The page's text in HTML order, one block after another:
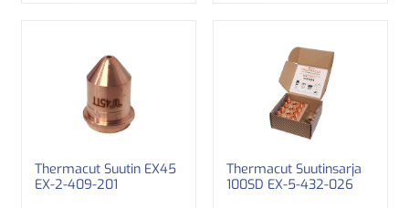
Thermacut Suutin EX45
EX-2-409-201
Thermacut Suutinsarja
100SD EX-5-432-026